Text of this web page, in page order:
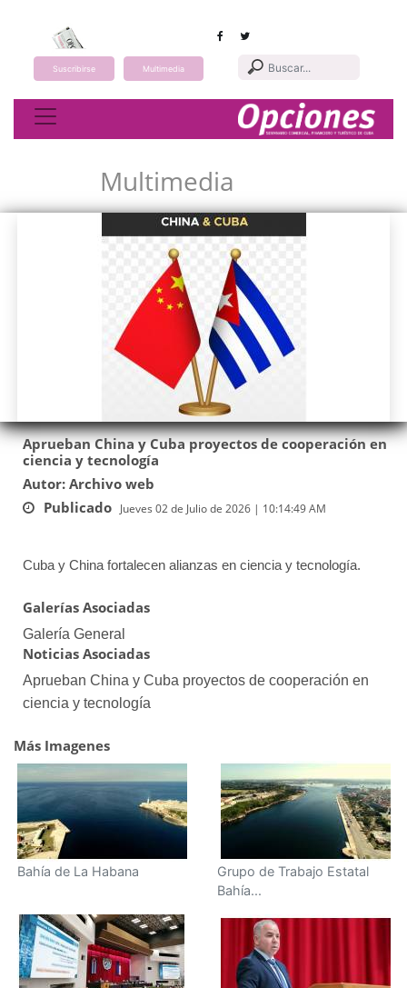
Suscribirse Multimedia
Toggle navigation
Multimedia
Aprueban China y Cuba proyectos de cooperación en
ciencia y tecnología
Autor: Archivo web
Publicado Jueves 02 de Julio de 2026 | 10:14:49 AM
Cuba y China fortalecen alianzas en ciencia y tecnología.
Galerías Asociadas
Galería General
Noticias Asociadas
Aprueban China y Cuba proyectos de cooperación en
ciencia y tecnología
Más Imagenes
Bahía de La Habana
Grupo de Trabajo Estatal
Bahía...